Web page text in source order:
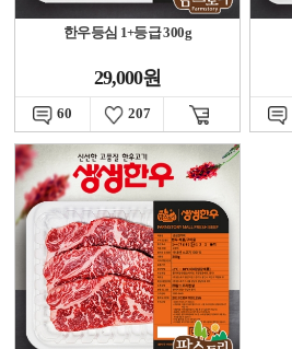
한우등심 1+등급 300g
29,000원
60 207